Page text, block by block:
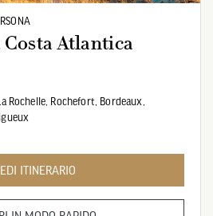
Atlantica
La Rochelle, Rochefort, Bordeaux,
ITINERARIO